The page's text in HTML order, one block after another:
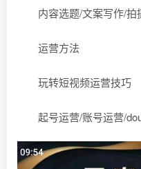
内容选题/文案写作/拍
运营方法
玩转短视频运营技巧
起号运营/账号运营/